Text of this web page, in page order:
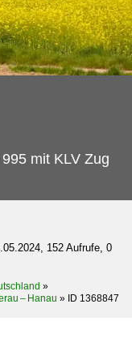
mit KLV Zug
152 Aufrufe, 0
»
– Hanau » ID 1368847